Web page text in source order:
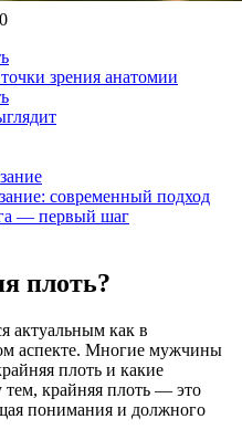
зрения анатомии
современный подход
— первый шаг
плоть?
актуальным как в
аспекте. Многие мужчины
плоть и какие
крайняя плоть — это
понимания и должного